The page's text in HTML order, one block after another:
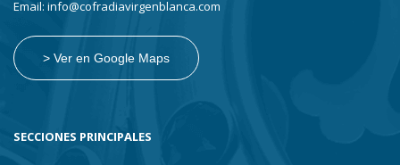
Email: info@cofradiavirgenblanca.com
> Ver en Google Maps
SECCIONES PRINCIPALES